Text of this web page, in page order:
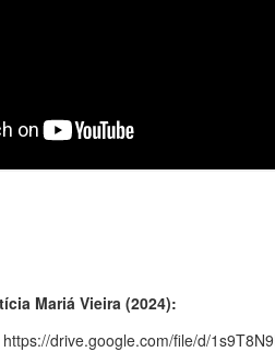
Mariá Vieira (2024):
drive.google.com/file/d/